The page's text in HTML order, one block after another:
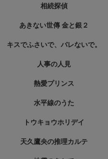
相続探偵
あきない世傳 金と銀２
キスでふさいで、バレないで。
人事の人見
熱愛プリンス
水平線のうた
トウキョウホリデイ
天久鷹央の推理カルテ